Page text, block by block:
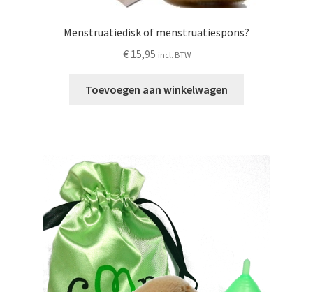
Menstruatiedisk of menstruatiespons?
€15,95 incl. BTW
Toevoegen aan winkelwagen